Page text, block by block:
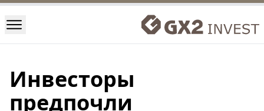
Инвесторы
предпочли